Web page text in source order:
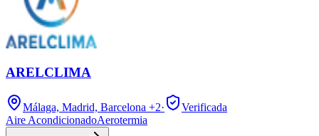
ARELCLIMA
Málaga, Madrid, Barcelona +2·
Verificada
Aire AcondicionadoAerotermia